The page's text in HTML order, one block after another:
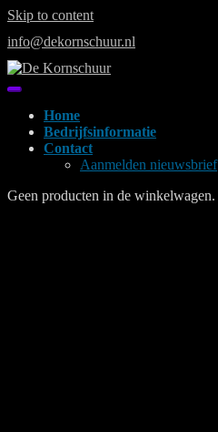
Skip to content
info@dekornschuur.nl
Home
Bedrijfsinformatie
Contact
Aanmelden nieuwsbrief
Geen producten in de winkelwagen.